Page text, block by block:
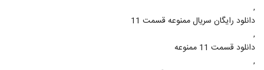
,
دانلود رایگان سریال ممنوعه قسمت 11
,
دانلود قسمت 11 ممنوعه
,